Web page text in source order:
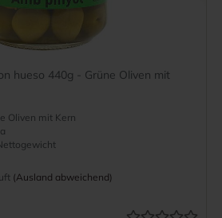
hueso 440g - Grüne Oliven mit
Oliven mit Kern
(Ausland abweichend)